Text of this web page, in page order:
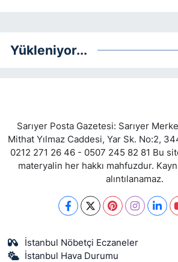
Yükleniyor...
Sarıyer Posta Gazetesi: Sarıyer
Mithat Yılmaz Caddesi, Yar Sk. No:2,
0212 271 26 46 - 0507 245 82 81 Bu
materyalin her hakkı mahfuzdur.
alıntılanamaz.
İstanbul Nöbetçi Eczaneler
İstanbul Hava Durumu